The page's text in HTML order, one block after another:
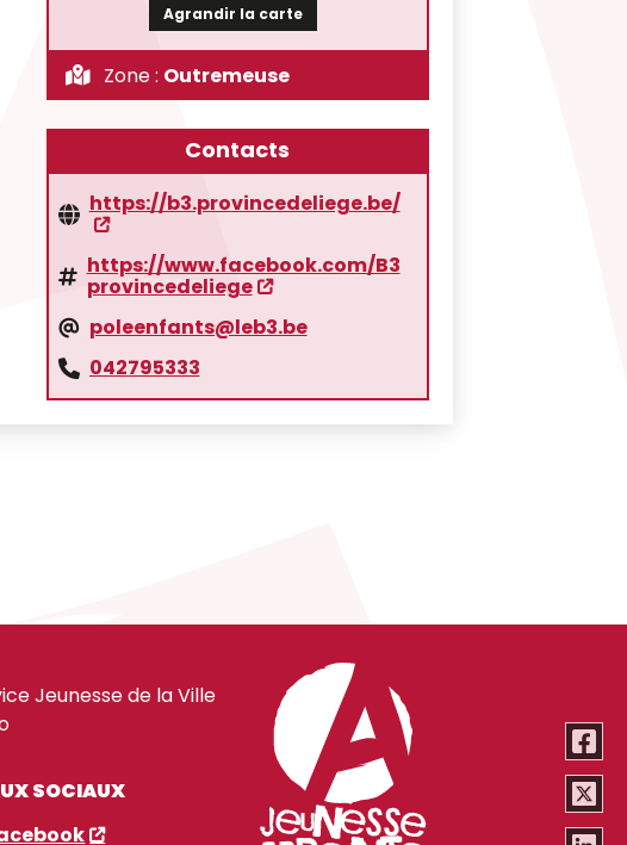
Agrandir la carte
Zone : Outremeuse
Contacts
https://b3.provincedeliege.be/
https://www.facebook.com/B3
provincedeliege
poleenfants@leb3.be
042795333
Jeunesse de la Ville
SOCIAUX